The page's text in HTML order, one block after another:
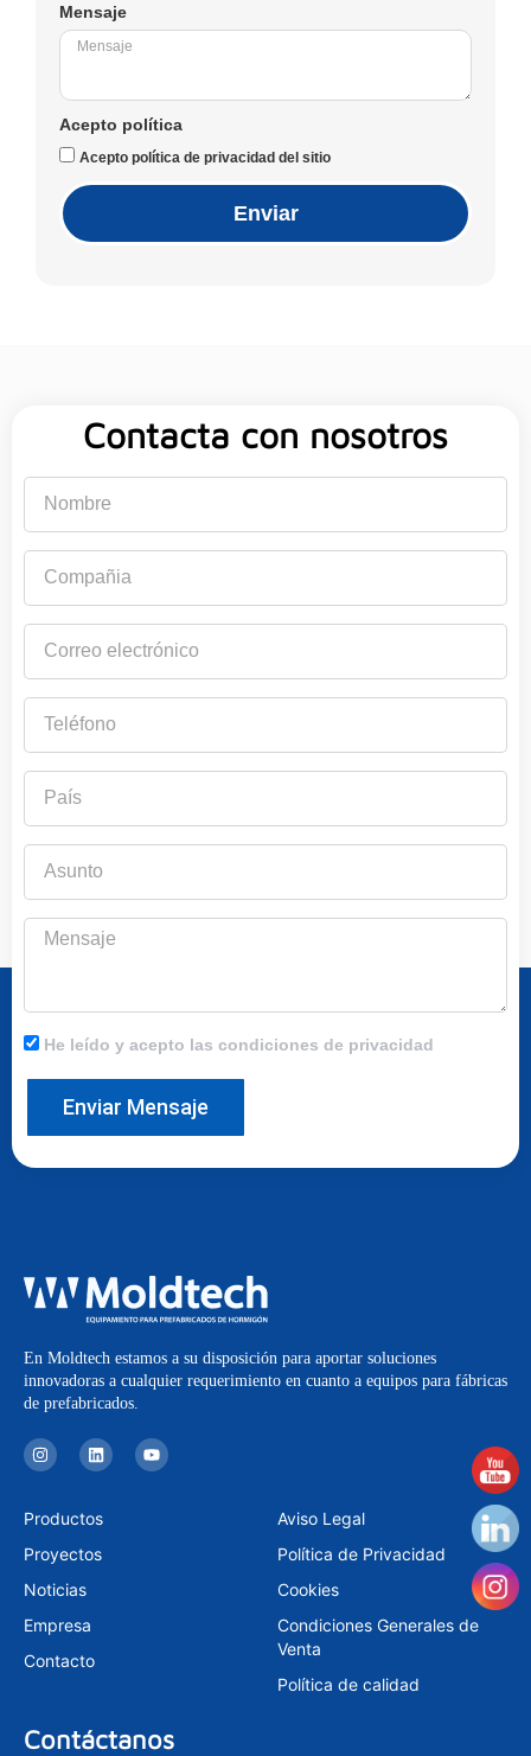
Mensaje
Acepto política
Acepto política de privacidad del sitio
Enviar
Contacta con nosotros
electrónico
Mensaje
He leído y acepto las condiciones de privacidad
Enviar Mensaje
En Moldtech estamos a su disposición para aportar soluciones
innovadoras a cualquier requerimiento en cuanto a equipos para fábricas
de prefabricados.
I
n
s
a
g
a
L
i
n
e
d
n
Y
o
u
Productos
Proyectos
Noticias
Empresa
Contacto
Aviso Legal
Política de Privacidad
Cookies
Condiciones Generales de
Venta
Política de calidad
Contáctanos